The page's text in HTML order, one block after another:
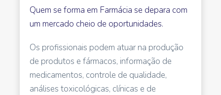
Quem se forma em Farmácia se depara com
um mercado cheio de oportunidades.
Os profissionais podem atuar na produção
de produtos e fármacos, informação de
medicamentos, controle de qualidade,
análises toxicológicas, clínicas e de